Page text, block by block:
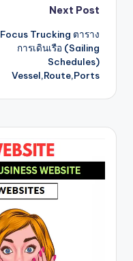
Next Post
Focus Trucking ตาราง
การเดินเรือ (Sailing
Schedules)
Vessel,Route,Ports